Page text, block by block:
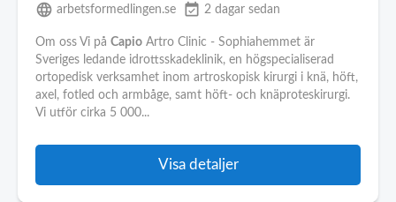
language arbetsformedlingen.se event_available 2 dagar sedan
Om oss Vi på Capio Artro Clinic - Sophiahemmet är
Sveriges ledande idrottsskadeklinik, en högspecialiserad
ortopedisk verksamhet inom artroskopisk kirurgi i knä, höft,
axel, fotled och armbåge, samt höft- och knäproteskirurgi.
Vi utför cirka 5 000...
Visa detaljer